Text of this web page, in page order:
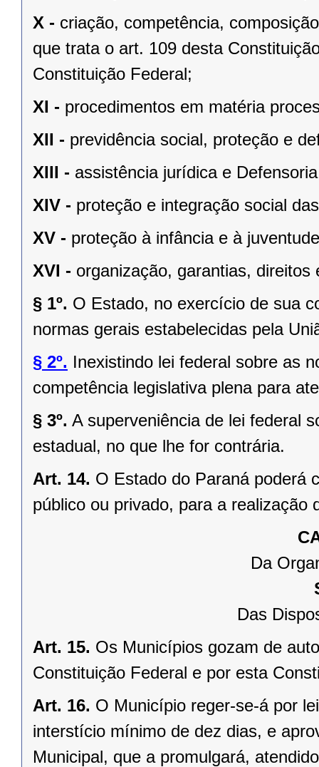
X - criação, competência,
que trata o art. 109 desta
Constituição Federal;
XI - procedimentos em matéria
XII - previdência social, proteção e
XIII - assistência jurídica e
XIV - proteção e integração social
XV - proteção à infância e à
XVI - organização, garantias,
§ 1º. O Estado, no exercício de sua
normas gerais estabelecidas pela
§ 2º. Inexistindo lei federal sobre as
competência legislativa plena para
§ 3º. A superveniência de lei federal
estadual, no que lhe for contrária.
Art. 14. O Estado do Paraná poderá
público ou privado, para a realização
Da
Das
Art. 15. Os Municípios gozam de
Constituição Federal e por esta
Art. 16. O Município reger-se-á por
interstício mínimo de dez dias, e
Municipal, que a promulgará,